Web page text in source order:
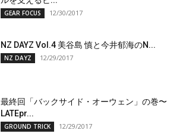
GEAR FOCUS 12/30/2017
NZ DAYZ Vol.4 美谷島 慎と今井郁海のN...
NZ DAYZ 12/29/2017
最終回「バックサイド・オーウェン」の巻〜
LATEpr...
GROUND TRICK 12/29/2017